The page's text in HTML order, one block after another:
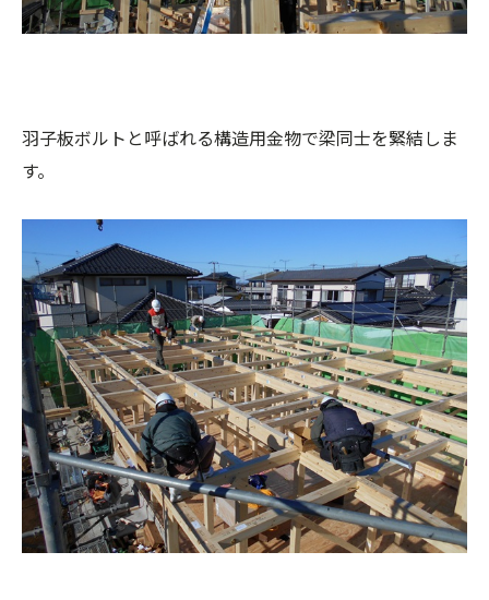
羽子板ボルトと呼ばれる構造用金物で梁同士を緊結しま
す。